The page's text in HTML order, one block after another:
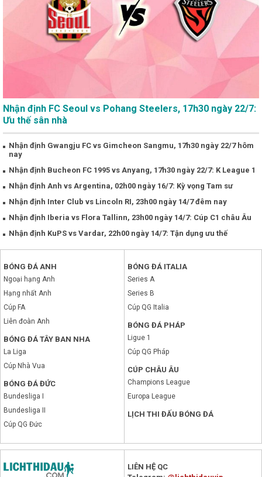
Nhận định FC Seoul vs Pohang Steelers, 17h30 ngày 22/7:
Ưu thế sân nhà
Nhận định Gwangju FC vs Gimcheon Sangmu, 17h30 ngày 22/7 hôm
nay
Nhận định Bucheon FC 1995 vs Anyang, 17h30 ngày 22/7: K League 1
Nhận định Anh vs Argentina, 02h00 ngày 16/7: Kỳ vọng Tam sư
Nhận định Inter Club vs Lincoln RI, 23h00 ngày 14/7 đêm nay
Nhận định Iberia vs Flora Tallinn, 23h00 ngày 14/7: Cúp C1 châu Âu
Nhận định KuPS vs Vardar, 22h00 ngày 14/7: Tận dụng ưu thế
BÓNG ĐÁ ANH
Ngoại hạng Anh
Hạng nhất Anh
Cúp FA
Liên đoàn Anh
BÓNG ĐÁ TÂY BAN NHA
La Liga
Cúp Nhà Vua
BÓNG ĐÁ ĐỨC
Bundesliga I
Bundesliga II
Cúp QG Đức
BÓNG ĐÁ ITALIA
Series A
Series B
Cúp QG Italia
BÓNG ĐÁ PHÁP
Ligue 1
Cúp QG Pháp
CÚP CHÂU ÂU
Champions League
Europa League
LỊCH THI ĐẤU BÓNG ĐÁ
LIÊN HỆ QC